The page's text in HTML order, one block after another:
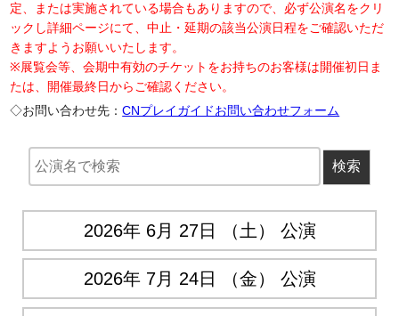
定、または実施されている場合もありますので、必ず公演名をクリ
ックし詳細ページにて、中止・延期の該当公演日程をご確認いただ
きますようお願いいたします。
※展覧会等、会期中有効のチケットをお持ちのお客様は開催初日ま
たは、開催最終日からご確認ください。
◇お問い合わせ先：CNプレイガイドお問い合わせフォーム
2026年 6月 27日 （土） 公演
2026年 7月 24日 （金） 公演